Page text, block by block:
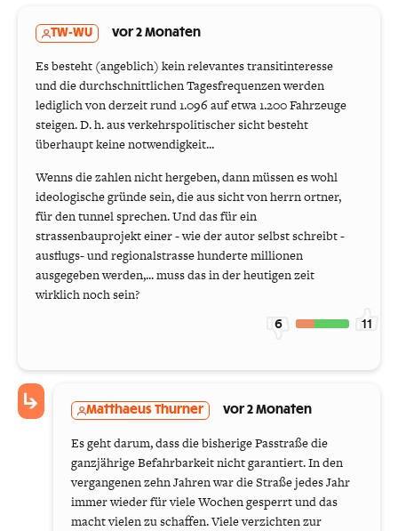
TW-WU vor 2 Monaten
Es besteht (angeblich) kein relevantes transitinteresse
und die durchschnittlichen Tagesfrequenzen werden
lediglich von derzeit rund 1.096 auf etwa 1.200 Fahrzeuge
steigen. D. h. aus verkehrspolitischer sicht besteht
überhaupt keine notwendigkeit...
Wenns die zahlen nicht hergeben, dann müssen es wohl
ideologische gründe sein, die aus sicht von herrn ortner,
für den tunnel sprechen. Und das für ein
strassenbauprojekt einer - wie der autor selbst schreibt -
ausflugs- und regionalstrasse hunderte millionen
ausgegeben werden,... muss das in der heutigen zeit
wirklich noch sein?
6 11
Matthaeus Thurner vor 2 Monaten
Es geht darum, dass die bisherige Passtraße die
ganzjährige Befahrbarkeit nicht garantiert. In den
vergangenen zehn Jahren war die Straße jedes Jahr
immer wieder für viele Wochen gesperrt und das
macht vielen zu schaffen. Viele verzichten zur